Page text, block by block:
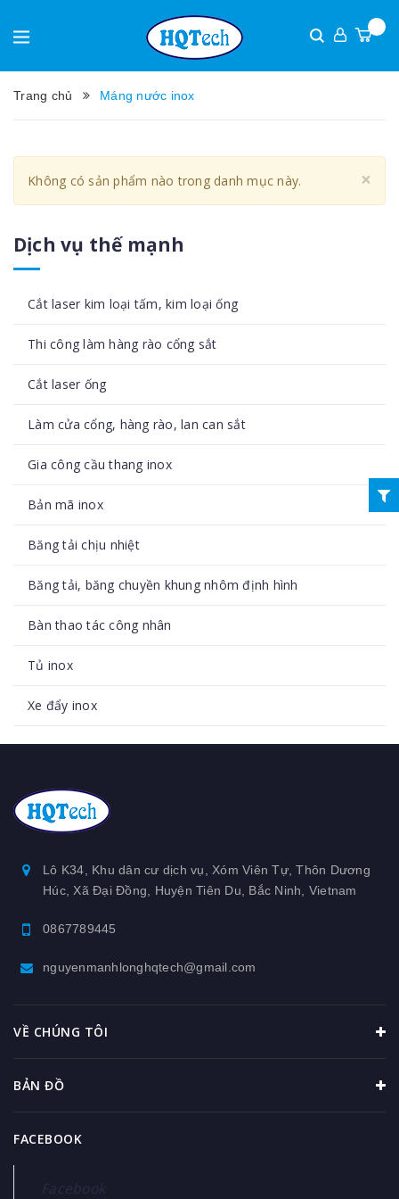
Trang chủ Máng nước inox
×
Không có sản phẩm nào trong danh mục này.
Dịch vụ thế mạnh
Cắt laser kim loại tấm, kim loại ống
Thi công làm hàng rào cổng sắt
Cắt laser ống
Làm cửa cổng, hàng rào, lan can sắt
Gia công cầu thang inox
Bản mã inox
Băng tải chịu nhiệt
Băng tải, băng chuyền khung nhôm định hình
Bàn thao tác công nhân
Tủ inox
Xe đẩy inox
Tủ điện inox
Tủ để đồ bằng inox
Thiết bị nhà bếp inox
Phụ kiện nhôm định hình
Lô K34, Khu dân cư dịch vụ, Xóm Viên Tự, Thôn Dương
Húc, Xã Đại Đồng, Huyện Tiên Du, Bắc Ninh, Vietnam
0867789445
nguyenmanhlonghqtech@gmail.com
VỀ CHÚNG TÔI
BẢN ĐỒ
FACEBOOK
Facebook